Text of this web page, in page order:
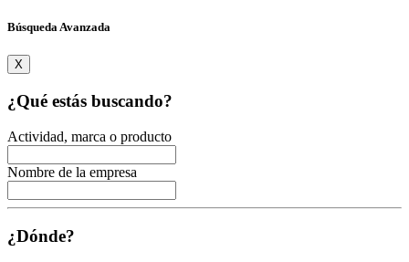
Búsqueda Avanzada
X
¿Qué estás buscando?
Actividad, marca o producto
Nombre de la empresa
¿Dónde?